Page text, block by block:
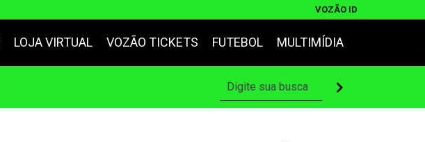
VOZÃO ID
LOJA VIRTUAL VOZÃO TICKETS FUTEBOL MULTIMÍDIA